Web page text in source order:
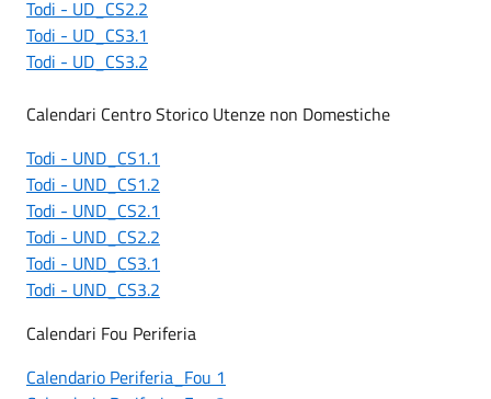
Todi - UD_CS2.2
Todi - UD_CS3.1
Todi - UD_CS3.2
Calendari Centro Storico Utenze non Domestiche
Todi - UND_CS1.1
Todi - UND_CS1.2
Todi - UND_CS2.1
Todi - UND_CS2.2
Todi - UND_CS3.1
Todi - UND_CS3.2
Calendari Fou Periferia
Calendario Periferia_Fou 1